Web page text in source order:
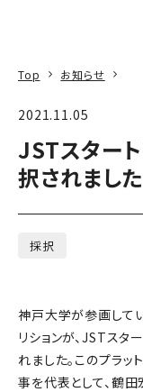
Top お知らせ
2021.11.05
JSTスター
択されました
採択
神戸大学が参画して
リションが、JSTスタ
れました。このプラ
事を代表として、鶴